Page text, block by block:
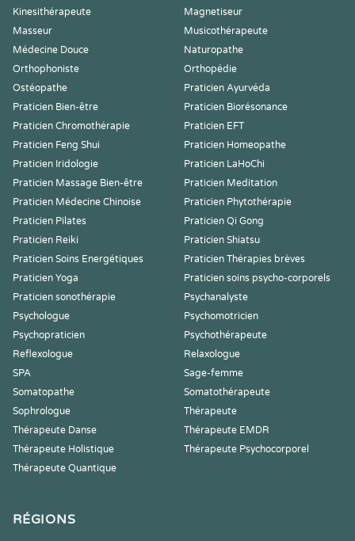
Kinesithérapeute
Magnetiseur
Masseur
Musicothérapeute
Médecine Douce
Naturopathe
Orthophoniste
Orthopédie
Ostéopathe
Praticien Ayurvéda
Praticien Bien-être
Praticien Biorésonance
Praticien Chromothérapie
Praticien EFT
Praticien Feng Shui
Praticien Homeopathe
Praticien Iridologie
Praticien LaHoChi
Praticien Massage Bien-être
Praticien Meditation
Praticien Médecine Chinoise
Praticien Phytothérapie
Praticien Pilates
Praticien Qi Gong
Praticien Reiki
Praticien Shiatsu
Praticien Soins Energétiques
Praticien Thérapies brèves
Praticien Yoga
Praticien soins psycho-corporels
Praticien sonothérapie
Psychanalyste
Psychologue
Psychomotricien
Psychopraticien
Psychothérapeute
Reflexologue
Relaxologue
SPA
Sage-femme
Somatopathe
Somatothérapeute
Sophrologue
Thérapeute
Thérapeute Danse
Thérapeute EMDR
Thérapeute Holistique
Thérapeute Psychocorporel
Thérapeute Quantique
RÉGIONS